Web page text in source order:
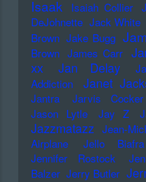
Isaak Isaiah Collier
DeJohnette Jack White
Brown Jake Bugg
Brown James Carr
xx
Jan Delay
Addiction
Janet
Jantra
Jarvis Cocker
Jason Lytle
Jay Z
Jazzmatazz Jean-
Airplane
Jello Biafra
Jennifer Rostock
Balzer Jerry Butler